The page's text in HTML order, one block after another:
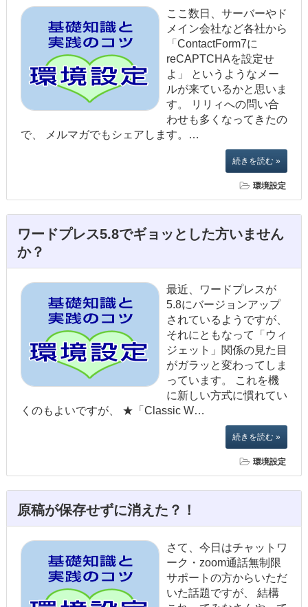
ここ数日、サーバーやド
メイン会社など各社から
「ContactForm7に
reCAPTCHAを設定せ
よ」 というようなメー
ルが来ているかと思いま
す。 リリィへの問い合
わせも多くなってきたの
で、 メルマガでもシェアします。…
続きを読む »
環境設定
ワードプレス5.8でギョッとした方いません
か？
最近、ワードプレスが
5.8にバージョンアップ
されているようですが、
それにともなって「ウィ
ジェット」関係の見た目
がガラッと変わってしま
っています。 これを機
に新しい方式に慣れてい
くのもよいですが、 ★「Classic W…
続きを読む »
環境設定
原稿が保存せずに消えた？！
さて、今日はチャットワ
ーク・zoom通話無制限
サポートの方からいただ
いた話題ですが、 結構